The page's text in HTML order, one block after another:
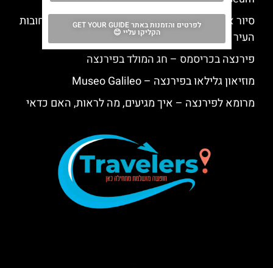
סיור אופניים חשמליים בפירנצה – סיור מודרך ברחובות
העיר
פירנצה בכריסמס – חג המולד בפירנצה
מוזיאון גלילאו בפירנצה – Museo Galileo
מרומא לפירנצה – איך מגיעים, מה לראות, האם כדאי
לפרטים והזמנות באתר GET YOUR GUIDE
הקליקו עליי 😊